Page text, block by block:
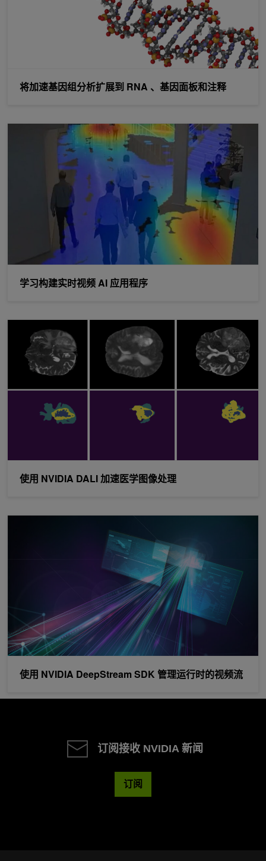
将加速基因组分析扩展到 RNA 、基因面板和注释
学习构建实时视频 AI 应用程序
学习构建实时视频 AI 应用程序
使用 NVIDIA DALI 加速医学图像处理
使用 NVIDIA DALI 加速医学图像处理
使用 NVIDIA DeepStream SDK 管理运行时的视频流
订阅接收 NVIDIA 新闻
订阅